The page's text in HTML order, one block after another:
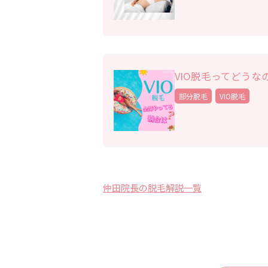
VIO脱毛ってどうな
部分脱毛 VIO脱毛
仲田院長の脱毛解説一覧